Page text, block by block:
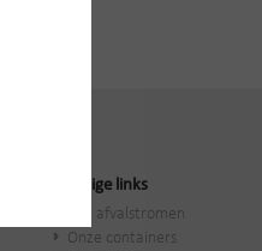
Handige links
Alle afvalstromen
Onze containers